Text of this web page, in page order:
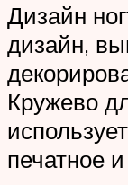
Дизайн
дизайн,
Кружево
печатное